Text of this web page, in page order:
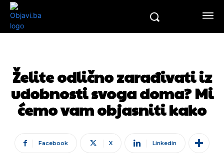
Želite odlično zarađivati iz
udobnosti svoga doma? Mi
ćemo vam objasniti kako
Facebook X Linkedin